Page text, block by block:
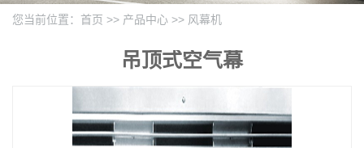
您当前位置： 首页 >> 产品中心 >> 风幕机
吊顶式空气幕